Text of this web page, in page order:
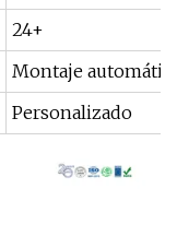
24+
Montaje
Personalizado